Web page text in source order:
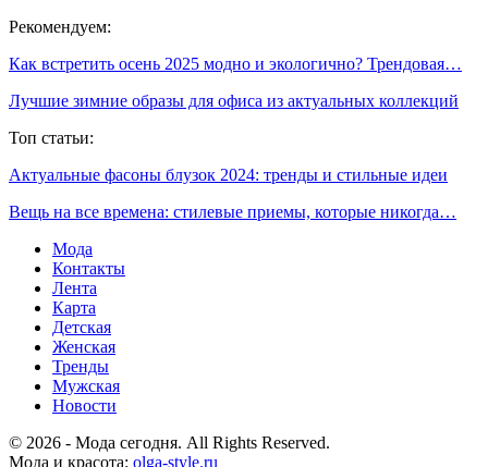
Рекомендуем:
Как встретить осень 2025 модно и экологично? Трендовая…
Лучшие зимние образы для офиса из актуальных коллекций
Топ статьи:
Актуальные фасоны блузок 2024: тренды и стильные идеи
Вещь на все времена: стилевые приемы, которые никогда…
Мода
Контакты
Лента
Карта
Детская
Женская
Тренды
Мужская
Новости
© 2026 - Мода сегодня. All Rights Reserved.
Мода и красота: olga-style.ru